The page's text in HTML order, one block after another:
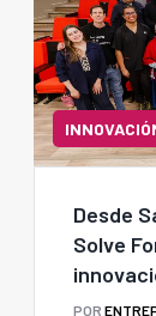
Desde
Solve
POR